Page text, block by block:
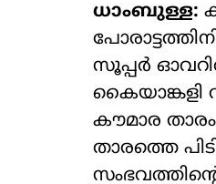
ധാംബുള്ള:
സൂപ്പർ
കൈയാങ്കളി
കൗമാര
താരത്തെ